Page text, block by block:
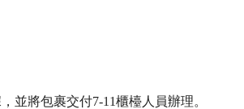
並將包裹交付7-11櫃檯人員辦理。